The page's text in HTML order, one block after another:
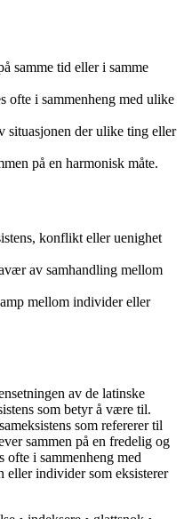
samme tid eller i samme
ofte i sammenheng med ulike
situasjonen der ulike ting eller
på en harmonisk måte.
konflikt eller uenighet
av samhandling mellom
mellom individer eller
av de latinske
som betyr å være til.
som refererer til
sammen på en fredelig og
ofte i sammenheng med
individer som eksisterer